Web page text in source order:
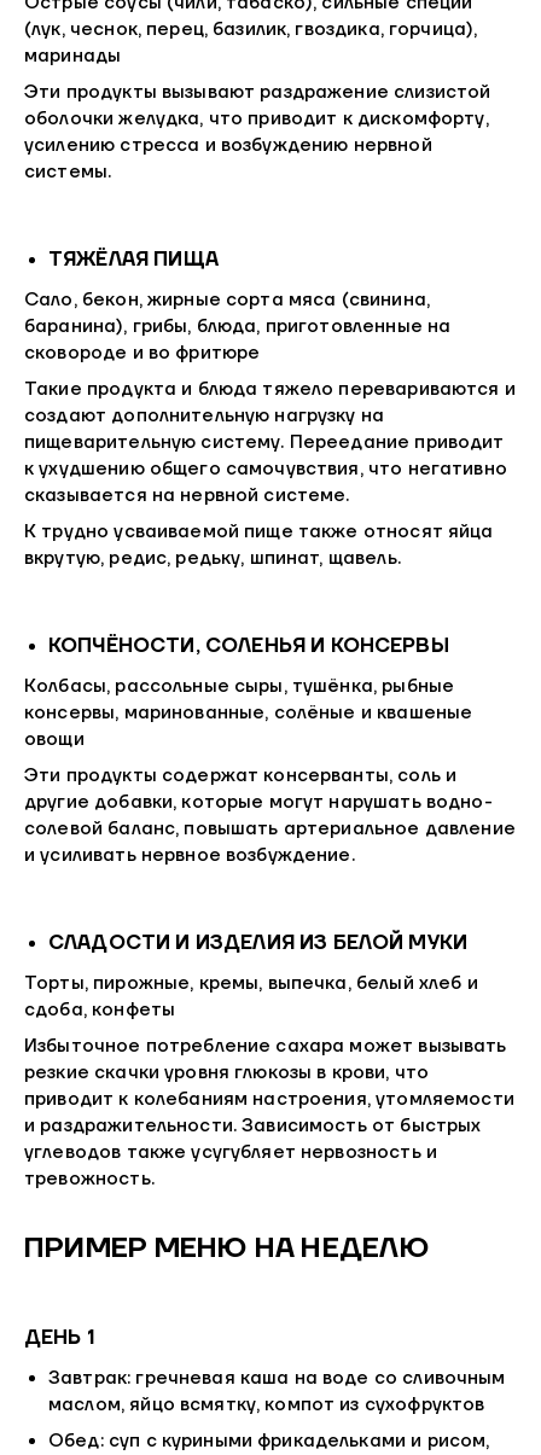
(лук, чеснок, перец, базилик, гвоздика, горчица),
маринады
Эти продукты вызывают раздражение слизистой
оболочки желудка, что приводит к дискомфорту,
усилению стресса и возбуждению нервной
системы.
ТЯЖЁЛАЯ ПИЩА
Сало, бекон, жирные сорта мяса (свинина,
баранина), грибы, блюда, приготовленные на
сковороде и во фритюре
Такие продукта и блюда тяжело перевариваются и
создают дополнительную нагрузку на
пищеварительную систему. Переедание приводит
к ухудшению общего самочувствия, что негативно
сказывается на нервной системе.
К трудно усваиваемой пище также относят яйца
вкрутую, редис, редьку, шпинат, щавель.
КОПЧЁНОСТИ, СОЛЕНЬЯ И КОНСЕРВЫ
Колбасы, рассольные сыры, тушёнка, рыбные
консервы, маринованные, солёные и квашеные
овощи
Эти продукты содержат консерванты, соль и
другие добавки, которые могут нарушать водно-
солевой баланс, повышать артериальное давление
и усиливать нервное возбуждение.
СЛАДОСТИ И ИЗДЕЛИЯ ИЗ БЕЛОЙ МУКИ
Торты, пирожные, кремы, выпечка, белый хлеб и
сдоба, конфеты
Избыточное потребление сахара может вызывать
резкие скачки уровня глюкозы в крови, что
приводит к колебаниям настроения, утомляемости
и раздражительности. Зависимость от быстрых
углеводов также усугубляет нервозность и
тревожность.
ПРИМЕР МЕНЮ НА НЕДЕЛЮ
ДЕНЬ 1
Завтрак: гречневая каша на воде со сливочным
маслом, яйцо всмятку, компот из сухофруктов
Обед: суп с куриными фрикадельками и рисом,